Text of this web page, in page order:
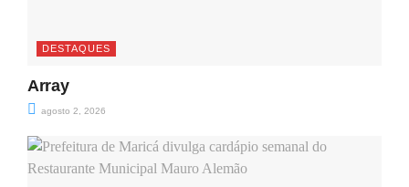
DESTAQUES
Array
agosto 2, 2026